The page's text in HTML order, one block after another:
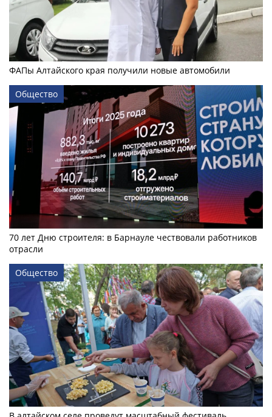
ФАПы Алтайского края получили новые автомобили
Общество
70 лет Дню строителя: в Барнауле чествовали работников
отрасли
Общество